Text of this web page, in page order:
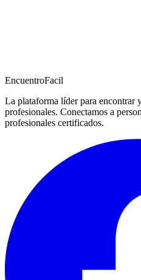
EncuentroFacil
La plataforma líder para encontrar
profesionales. Conectamos a
profesionales certificados.